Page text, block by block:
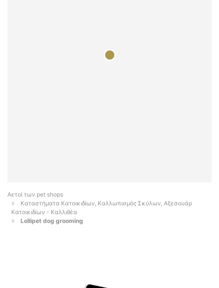
Αετοί των pet shops
Καταστήματα Κατοικιδίων, Καλλωπισμός Σκύλων, Αξεσουάρ
Κατοικιδίων - Καλλιθέα
Lollipet dog grooming